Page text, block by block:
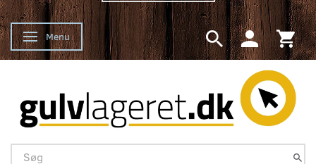
Skifte navigation
Menu